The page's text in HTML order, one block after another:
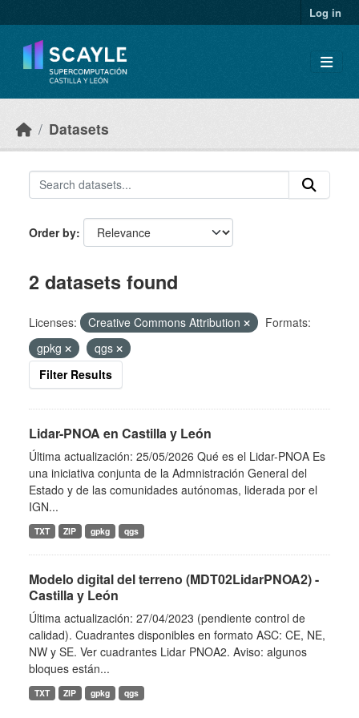
Log in
Datasets
Order by
2 datasets found
Licenses: Creative Commons Attribution
Formats:
gpkg
qgs
Filter Results
Lidar-PNOA en Castilla y León
Última actualización: 25/05/2026 Qué es el Lidar-PNOA Es
una iniciativa conjunta de la Admnistración General del
Estado y de las comunidades autónomas, liderada por el
IGN...
TXT ZIP gpkg qgs
Modelo digital del terreno (MDT02LidarPNOA2) -
Castilla y León
Última actualización: 27/04/2023 (pendiente control de
calidad). Cuadrantes disponibles en formato ASC: CE, NE,
NW y SE. Ver cuadrantes Lidar PNOA2. Aviso: algunos
bloques están...
TXT ZIP gpkg qgs